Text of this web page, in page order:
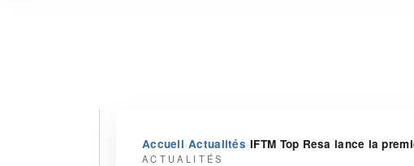
Accueil›Actualités›IFTM Top Resa lance la
ACTUALITÉS